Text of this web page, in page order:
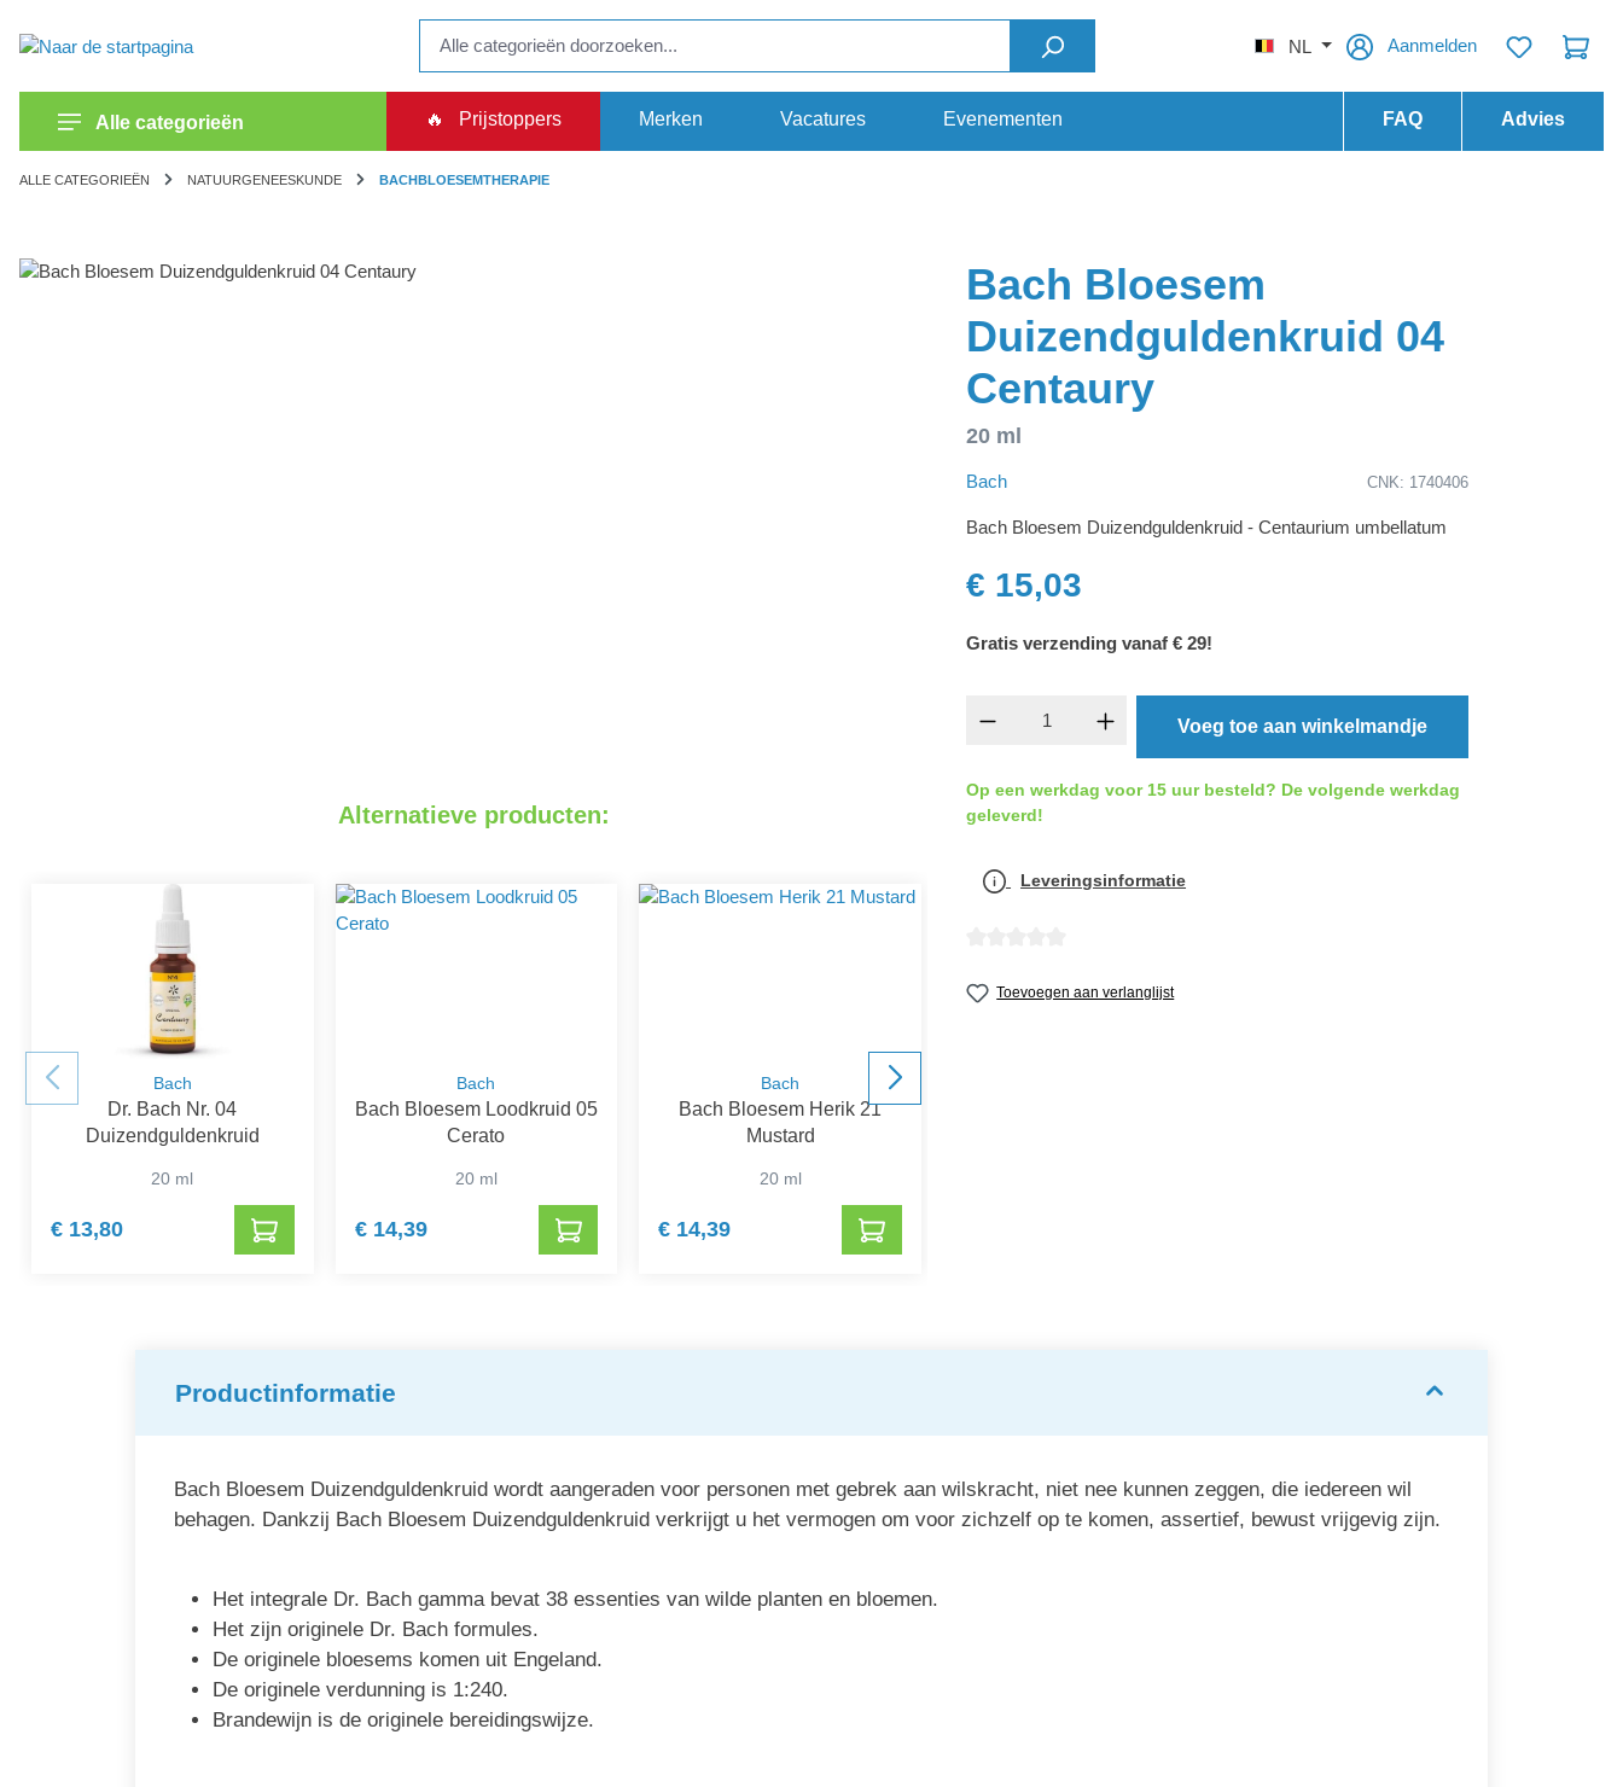
NL
Aanmelden
Alle categorieën 🔥 Prijstoppers Merken Vacatures Evenementen FAQ Advies
ALLE CATEGORIEËN NATUURGENEESKUNDE BACHBLOESEMTHERAPIE
component.cms.imageGallery.skipImageGallery
Alternatieve producten:
Bach
Dr. Bach Nr. 04
Duizendguldenkruid
20 ml
€ 13,80
Bach
Bach Bloesem Loodkruid 05
Cerato
20 ml
€ 14,39
Bach
Bach Bloesem Herik 21
Mustard
20 ml
€ 14,39
Bach Bloesem
Duizendguldenkruid 04
Centaury
20 ml
Bach CNK: 1740406
Bach Bloesem Duizendguldenkruid - Centaurium umbellatum
€ 15,03
Gratis verzending vanaf € 29!
component.product.quantitySelect.legend
Voeg toe aan winkelmandje
Op een werkdag voor 15 uur besteld? De volgende werkdag
geleverd!
Leveringsinformatie
Toevoegen aan verlanglijst
Productinformatie
Bach Bloesem Duizendguldenkruid wordt aangeraden voor personen met gebrek aan wilskracht, niet nee kunnen zeggen, die iedereen wil
behagen. Dankzij Bach Bloesem Duizendguldenkruid verkrijgt u het vermogen om voor zichzelf op te komen, assertief, bewust vrijgevig zijn.
Het integrale Dr. Bach gamma bevat 38 essenties van wilde planten en bloemen.
Het zijn originele Dr. Bach formules.
De originele bloesems komen uit Engeland.
De originele verdunning is 1:240.
Brandewijn is de originele bereidingswijze.